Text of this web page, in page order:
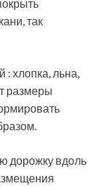
так
: хлопка, льна,
размеры
дорожку вдоль